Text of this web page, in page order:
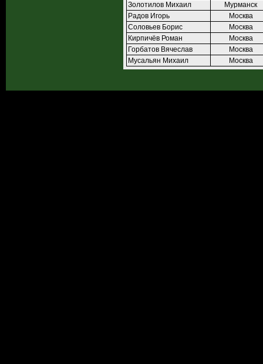
Золотилов Михаил
Мурманск
Радов Игорь
Москва
Соловьев Борис
Москва
Кирпичёв Роман
Москва
Горбатов Вячеслав
Москва
Мусальян Михаил
Москва